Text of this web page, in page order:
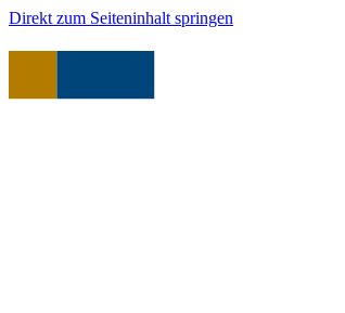
Direkt zum Seiteninhalt springen